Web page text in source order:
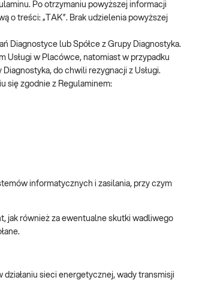
Po otrzymaniu powyższej informacji
o treści: „TAK”. Brak udzielenia powyższej
Diagnostyce lub Spółce z Grupy Diagnostyka.
Usługi w Placówce, natomiast w przypadku
do chwili rezygnacji z Usługi.
się zgodnie z Regulaminem:
informatycznych i zasilania, przy czym
jak również za ewentualne skutki wadliwego
sieci energetycznej, wady transmisji